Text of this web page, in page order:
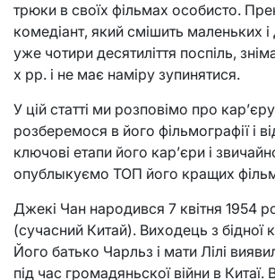
трюки в своїх фільмах особисто.
комедіант, який смішить маленьких
уже чотири десятиліття поспіль,
х рр. і не має наміру зупинятися.
У цій статті ми розповімо про
розберемося в його фільмографії і
ключові етапи його кар’єри і
опублыкуємо ТОП його кращих
Джекі Чан народився 7 квітня 1954
(сучасний Китай). Виходець з бідної
Його батько Чарльз і мати Лілі
під час громадяньскої війни в Китаї.